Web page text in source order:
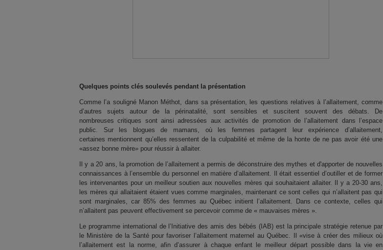
Quelques points clés soulevés pendant la présentation
Comme l’a souligné Manon Méthot, dans sa présentation, les questions relatives à l’allaitement, comme
d’autres sujets autour de la périnatalité, sont sensibles et suscitent souvent des débats. De
nombreuses critiques sont ainsi adressées aux activités de promotion de l’allaitement dans l’espace
public. Sur les blogues de mamans, où les femmes partagent leur expérience d’allaitement,
certaines mentionnent qu’elles ressentent de la culpabilité et même de la honte de ne pas avoir été une
«assez bonne mère» pour réussir à allaiter.
Il y a 20 ans, la promotion de l’allaitement a permis de déconstruire des mythes et d'apporter de nouvelles
connaissances à l’ensemble du personnel en matière d’allaitement. Il était essentiel d’outiller et de former
les intervenantes pour un meilleur soutien aux nouvelles mères qui souhaitaient allaiter. Il y a 20-30 ans,
les mères qui allaitaient étaient vues comme marginales, maintenant ce sont celles qui n’allaitent pas qui
sont marginales, car 85% des femmes au Québec initient l’allaitement. Dans ce contexte, celles qui
n’allaitent pas peuvent effectivement se percevoir comme de « mauvaises mères ».
Le programme international de l’Initiative des amis des bébés (IAB) est la principale stratégie retenue par
le Ministère de la Santé pour favoriser l’allaitement maternel au Québec. Il «vise à créer des milieux où
l’allaitement est la norme, afin d’assurer à chaque enfant le meilleur départ possible dans la vie en